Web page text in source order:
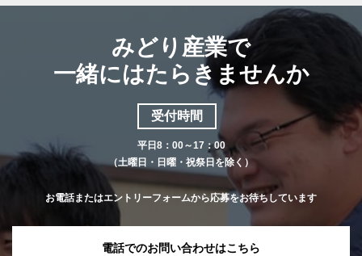
みどり産業で
一緒にはたらきませんか
受付時間
平日8：00～17：00
（土曜日・日曜・祝祭日を除く）
お電話またはエントリーフォームから応募をお待ちしています
電話でのお問い合わせはこちら